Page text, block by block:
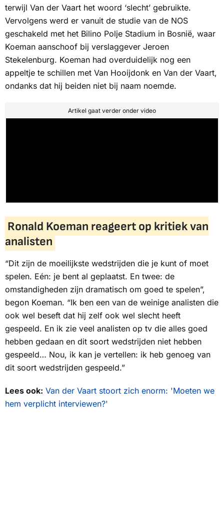
terwijl Van der Vaart het woord ‘slecht’ gebruikte.
Vervolgens werd er vanuit de studie van de NOS
geschakeld met het Bilino Polje Stadium in Bosnië, waar
Koeman aanschoof bij verslaggever Jeroen
Stekelenburg. Koeman had overduidelijk nog een
appeltje te schillen met Van Hooijdonk en Van der Vaart,
ondanks dat hij beiden niet bij naam noemde.
Artikel gaat verder onder video
Ronald Koeman reageert op kritiek van
analisten
“Dit zijn de moeilijkste wedstrijden die je kunt of moet
spelen. Eén: je bent al geplaatst. En twee: de
omstandigheden zijn dramatisch om goed te spelen”,
begon Koeman. “Ik ben een van de weinige analisten die
ook wel beseft dat hij zelf ook wel slecht heeft
gespeeld. En ik zie veel analisten op tv die alles goed
hebben gedaan en dit soort wedstrijden niet hebben
gespeeld… Nou, ik kan je vertellen: ik heb genoeg van
dit soort wedstrijden gespeeld.”
Lees ook: Van der Vaart stoort zich enorm: 'Moeten we
hem verplicht interviewen?'